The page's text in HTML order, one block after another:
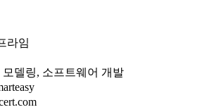
라임
델링, 소프트웨어 개발